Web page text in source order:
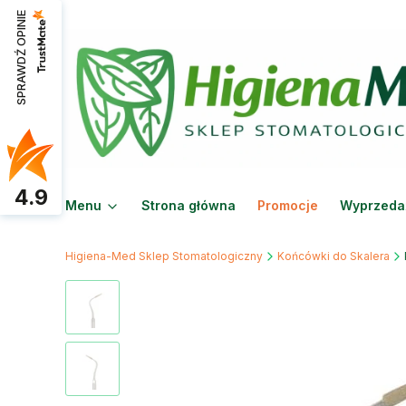
Menu Strona główna Promocje
Higiena-Med Sklep Stomatologiczny Końcówki do Skalera
SPRAWDŹ OPINIE
4.9